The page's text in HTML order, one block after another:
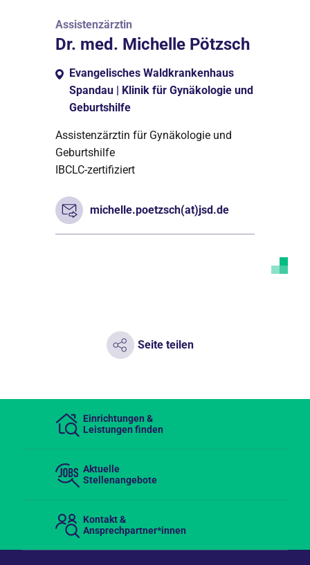
Assistenzärztin
Dr. med. Michelle Pötzsch
Evangelisches Waldkrankenhaus
Spandau | Klinik für Gynäkologie und
Geburtshilfe
Assistenzärztin für Gynäkologie und
Geburtshilfe
IBCLC-zertifiziert
michelle.poetzsch(at)jsd.de
Seite teilen
Einrichtungen &
Leistungen finden
Aktuelle
Stellenangebote
Kontakt &
Ansprechpartner*innen